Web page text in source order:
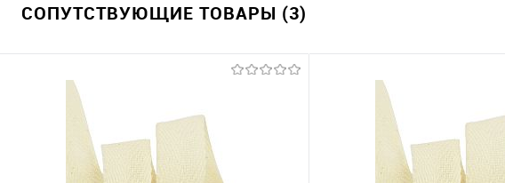
СОПУТСТВУЮЩИЕ ТОВАРЫ (3)